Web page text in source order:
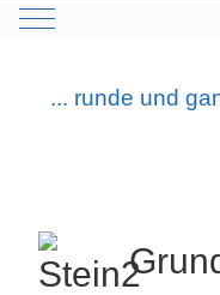
Mobile Menu Toggle
... runde und